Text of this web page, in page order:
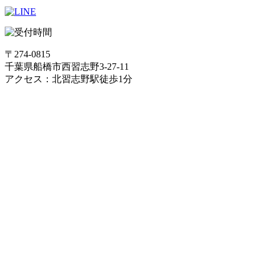
〒274-0815
千葉県船橋市西習志野3-27-11
アクセス：北習志野駅徒歩1分